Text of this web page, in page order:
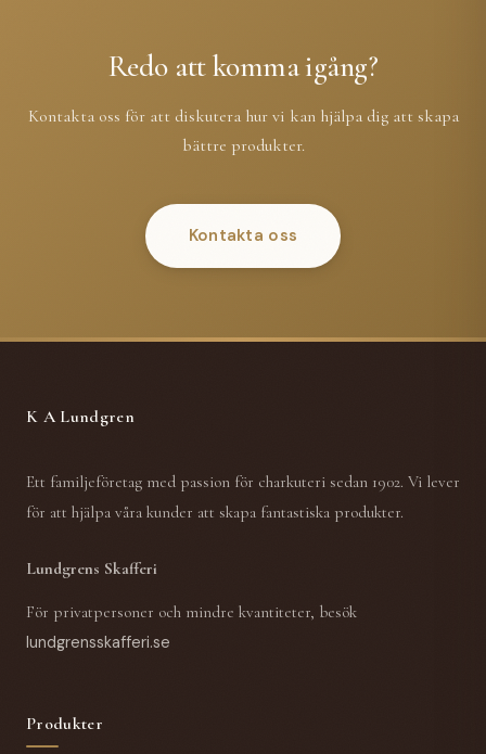
Redo att komma igång?
Kontakta oss för att diskutera hur vi kan hjälpa dig att skapa
bättre produkter.
Kontakta oss
K A Lundgren
Ett familjeföretag med passion för charkuteri sedan 1902. Vi lever
för att hjälpa våra kunder att skapa fantastiska produkter.
Lundgrens Skafferi
För privatpersoner och mindre kvantiteter, besök
lundgrensskafferi.se
Produkter